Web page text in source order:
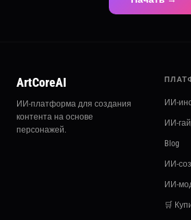
ArtCoreAI
ИИ-платформа для создания
контента на основе
персонажей.
ИИ-
ИИ-
Blog
ИИ-
ИИ-
🛒